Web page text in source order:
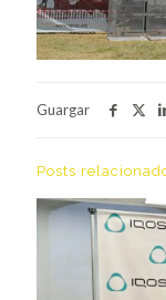
Guargar
Posts